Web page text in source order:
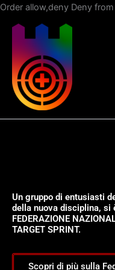
Order allow,deny Deny from
Un gruppo di entusiasti
della nuova disciplina, si
FEDERAZIONE
TARGET SPRINT.
Scopri di più sulla